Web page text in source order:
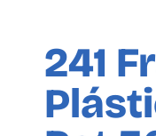
241